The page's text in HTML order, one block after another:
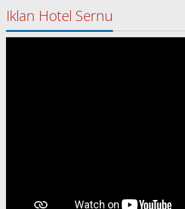
Iklan Hotel Sernu